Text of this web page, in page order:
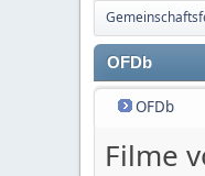
OFDb
OFDb
Filme